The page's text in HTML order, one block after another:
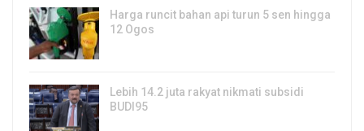
Harga runcit bahan api turun 5 sen hingga
12 Ogos
Lebih 14.2 juta rakyat nikmati subsidi
BUDI95